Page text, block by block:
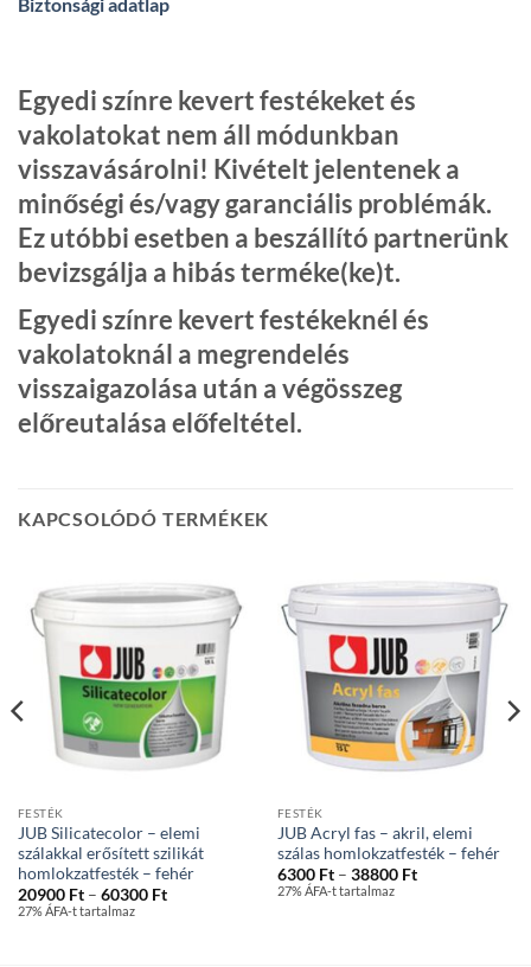
Egyedi színre kevert festékeket és
vakolatokat nem áll módunkban
visszavásárolni! Kivételt jelentenek a
minőségi és/vagy garanciális problémák.
Ez utóbbi esetben a beszállító partnerünk
bevizsgálja a hibás terméke(ke)t.
Egyedi színre kevert festékeknél és
vakolatoknál a megrendelés
visszaigazolása után a végösszeg
előreutalása előfeltétel.
KAPCSOLÓDÓ TERMÉKEK
FESTÉK
JUB Silicatecolor – elemi
szálakkal erősített szilikát
homlokzatfesték – fehér
20900 Ft – 60300 FtÁrtartomány:
27% ÁFA-t tartalmaz
FESTÉK
JUB Acryl fas – akril, elemi
szálas homlokzatfesték – fehér
6300 Ft – 38800 FtÁrtartomány:
27% ÁFA-t tartalmaz